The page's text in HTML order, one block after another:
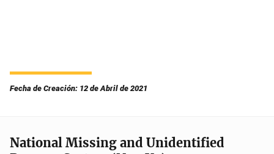
Fecha de Creación: 12 de Abril de 2021
National Missing and Unidentified